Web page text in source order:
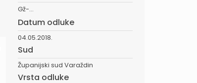
Gž-...
Datum odluke
04.05.2018.
Sud
Županijski sud Varaždin
Vrsta odluke